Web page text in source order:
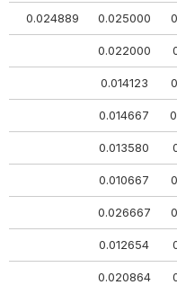
0.025000
0.024889
0.022000
0.014123
0.014667
0.013580
0.010667
0.026667
0.012654
0.020864